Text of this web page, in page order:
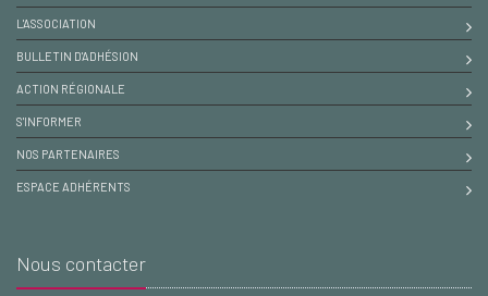
L'ASSOCIATION
BULLETIN D'ADHÉSION
ACTION RÉGIONALE
S'INFORMER
NOS PARTENAIRES
ESPACE ADHÉRENTS
Nous contacter